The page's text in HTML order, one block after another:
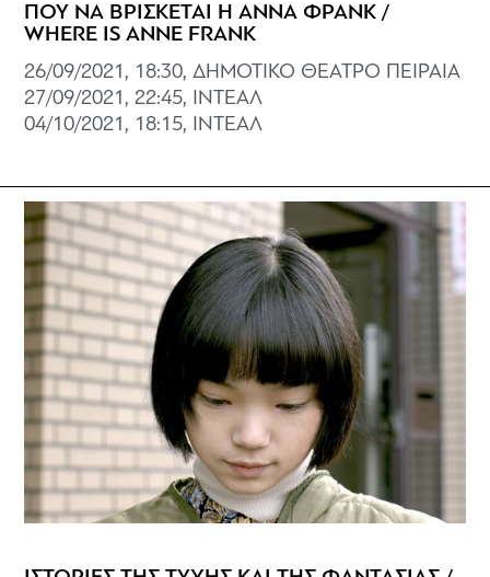
ΠΟΥ ΝΑ ΒΡΙΣΚΕΤΑΙ Η ΑΝΝΑ ΦΡΑΝΚ /
WHERE IS ANNE FRANK
26/09/2021, 18:30, ΔΗΜΟΤΙΚΟ ΘΕΑΤΡΟ ΠΕΙΡΑΙΑ
27/09/2021, 22:45, ΙΝΤΕΑΛ
04/10/2021, 18:15, ΙΝΤΕΑΛ